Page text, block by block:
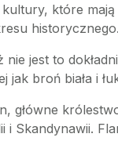
kultury, które
historycznego.
nie jest to
jak broń biała i
główne
i Skandynawii.